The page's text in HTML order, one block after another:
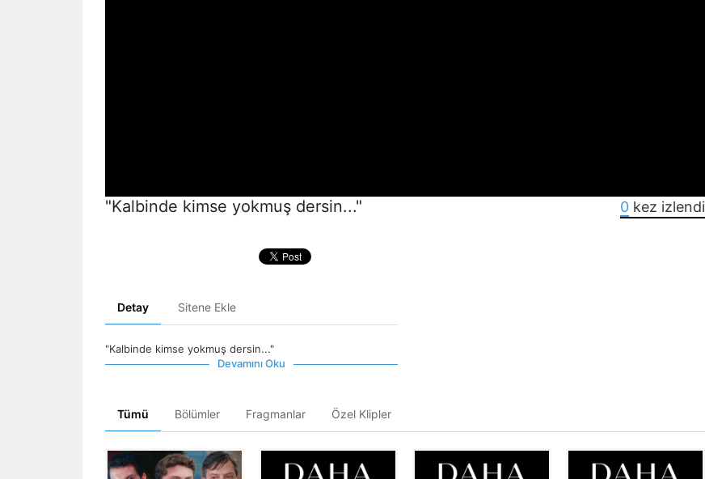
"Kalbinde kimse yokmuş dersin..." 0kez izlendi
Detay Sitene Ekle
"Kalbinde kimse yokmuş dersin..."
Devamını Oku
Tümü Bölümler Fragmanlar Özel Klipler